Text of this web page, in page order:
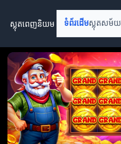
ស្លុតពេញនិយម ទំព័រដើមស្លុតសម័យ